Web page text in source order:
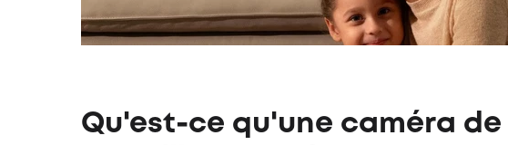
Qu'est-ce qu'une caméra de